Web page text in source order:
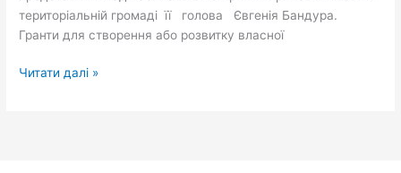
територіальній громаді її голова Євгенія Бандура.
Гранти для створення або розвитку власної
Читати далі »